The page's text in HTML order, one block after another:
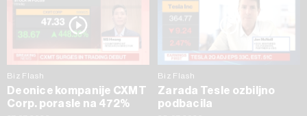
Biz Flash
Deonice kompanije CXMT
Corp. porasle na 472%
Biz Flash
Zarada Tesle ozbiljno
podbacila